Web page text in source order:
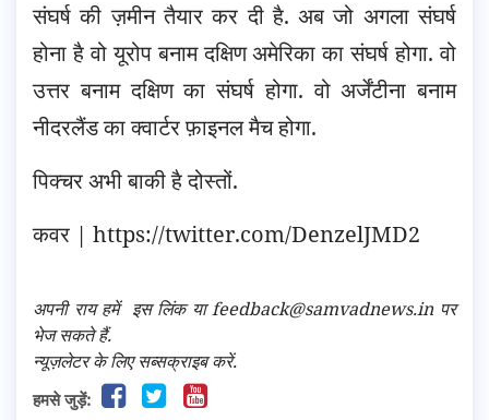
संघर्ष की ज़मीन तैयार कर दी है. अब जो अगला संघर्ष
होना है वो यूरोप बनाम दक्षिण अमेरिका का संघर्ष होगा. वो
उत्तर बनाम दक्षिण का संघर्ष होगा. वो अर्जेंटीना बनाम
नीदरलैंड का क्वार्टर फ़ाइनल मैच होगा.
पिक्चर अभी बाकी है दोस्तों.
कवर | https://twitter.com/DenzelJMD2
अपनी राय हमें इस लिंक या feedback@samvadnews.in पर
भेज सकते हैं.
न्यूज़लेटर के लिए सब्सक्राइब करें.
हमसे जुड़ें: